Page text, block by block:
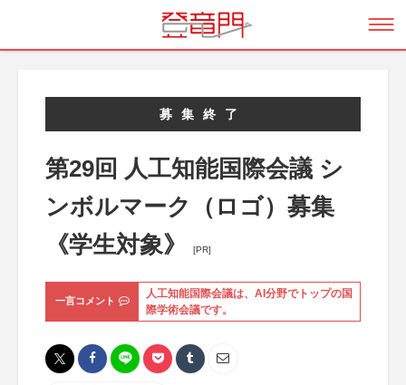
募集終了
第29回 人工知能国際会議 シ
ンボルマーク（ロゴ）募集
《学生対象》
[PR]
一言コメント
人工知能国際会議は、AI分野でトップの国
際学術会議です。